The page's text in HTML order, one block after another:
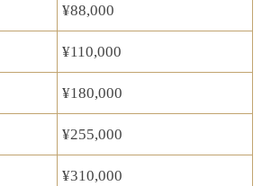
¥88,000​
¥110,000
¥180,000
¥255,000
¥310,000